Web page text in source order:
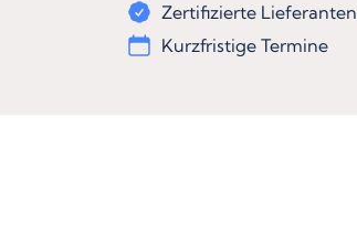
Zertifizierte Lieferanten
Kurzfristige Termine